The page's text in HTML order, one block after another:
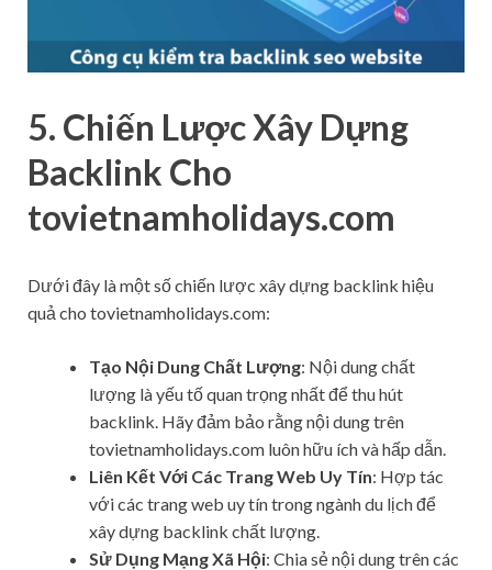
5. Chiến Lược Xây Dựng
Backlink Cho
tovietnamholidays.com
Dưới đây là một số chiến lược xây dựng backlink hiệu
quả cho tovietnamholidays.com:
Tạo Nội Dung Chất Lượng: Nội dung chất
lượng là yếu tố quan trọng nhất để thu hút
backlink. Hãy đảm bảo rằng nội dung trên
tovietnamholidays.com luôn hữu ích và hấp dẫn.
Liên Kết Với Các Trang Web Uy Tín: Hợp tác
với các trang web uy tín trong ngành du lịch để
xây dựng backlink chất lượng.
Sử Dụng Mạng Xã Hội: Chia sẻ nội dung trên các